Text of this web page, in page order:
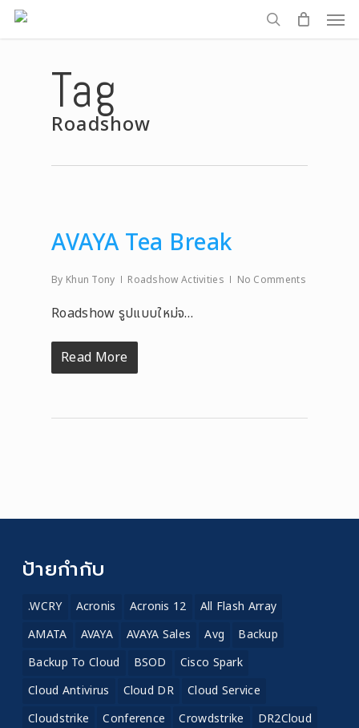
Skip
to
search
Tag
Roadshow
AVAYA Tea Break
By Khun Tony Roadshow Activities No Comments
Roadshow รูปแบบใหม่จ…
Read More
ป้ายกำกับ
.WCRY Acronis Acronis 12
All Flash Array
AMATA
AVAYA AVAYA Sales Avg
Backup
Backup To Cloud
BSOD
Cisco Spark
Cloud Antivirus
Cloud DR
Cloud Service
Cloudstrike
Conference Crowdstrike
DR2Cloud